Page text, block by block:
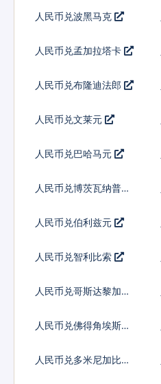
人民币兑波黑马克
人民币兑孟加拉塔卡
人民币兑布隆迪法郎
人民币兑文莱元
人民币兑巴哈马元
人民币兑博茨瓦纳普拉
人民币兑伯利兹元
人民币兑智利比索
人民币兑哥斯达黎加科
人民币兑佛得角埃斯库
人民币兑多米尼加比索